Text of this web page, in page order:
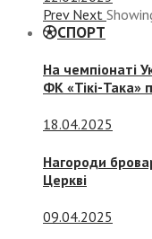
Prev Next
СПОРТ
На чемпіонаті
ФК «Тікі-Така»
18.04.2025
Нагороди
Церкві
09.04.2025